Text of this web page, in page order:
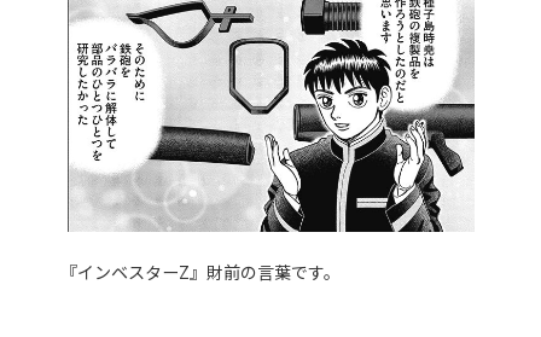
『インベスターZ』財前の言葉です。